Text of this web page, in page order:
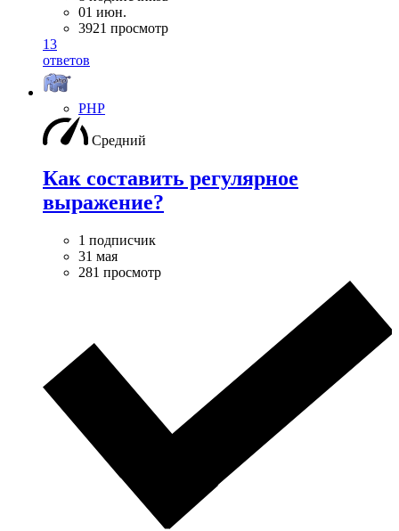
01 июн.
3921 просмотр
13
ответов
PHP
Средний
Как составить регулярное
выражение?
1 подписчик
31 мая
281 просмотр